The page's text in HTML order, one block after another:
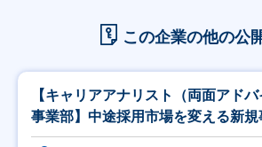
この企業の他の公
【キャリアアナリスト（両面アド
事業部】中途採用市場を変える新規